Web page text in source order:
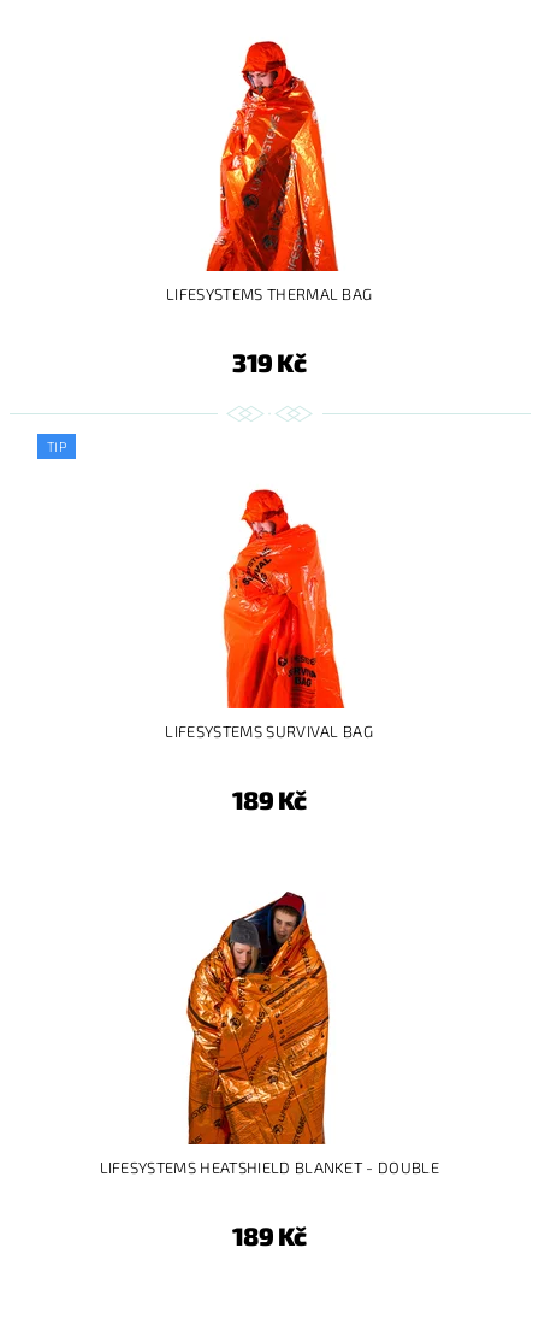
LIFESYSTEMS THERMAL BAG
319 Kč
TIP
LIFESYSTEMS SURVIVAL BAG
189 Kč
LIFESYSTEMS HEATSHIELD BLANKET - DOUBLE
189 Kč